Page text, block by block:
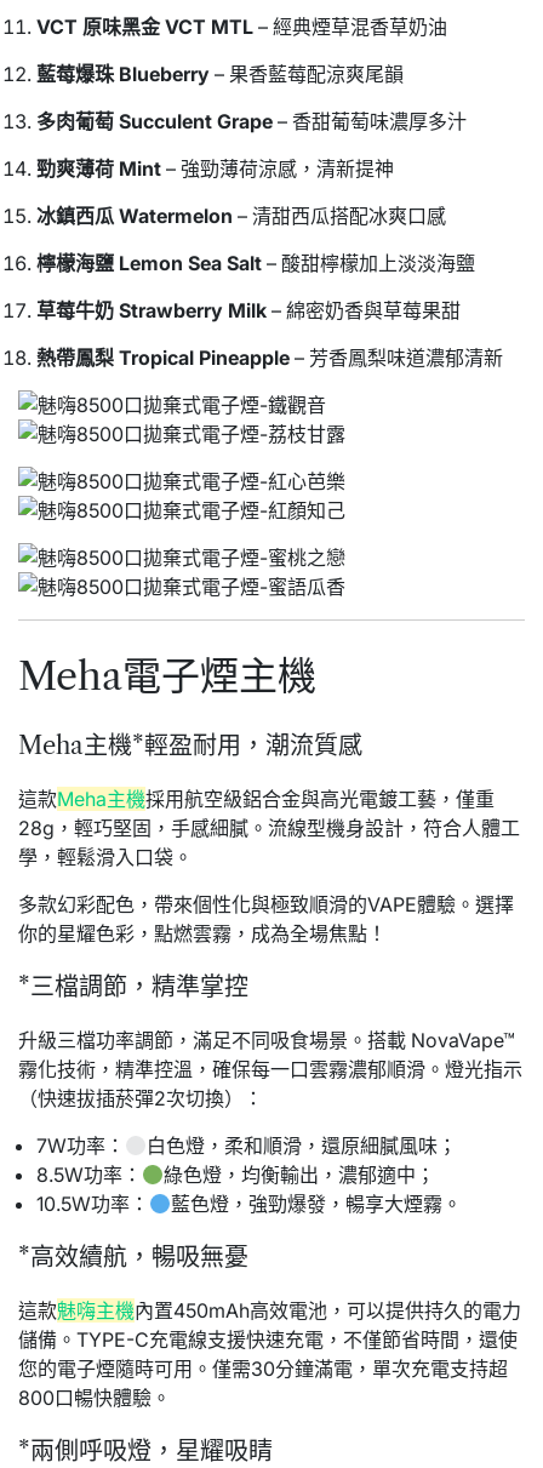
VCT 原味黑金 VCT MTL – 經典煙草混香草奶油
藍莓爆珠 Blueberry – 果香藍莓配涼爽尾韻
多肉葡萄 Succulent Grape – 香甜葡萄味濃厚多汁
勁爽薄荷 Mint – 強勁薄荷涼感，清新提神
冰鎮西瓜 Watermelon – 清甜西瓜搭配冰爽口感
檸檬海鹽 Lemon Sea Salt – 酸甜檸檬加上淡淡海鹽
草莓牛奶 Strawberry Milk – 綿密奶香與草莓果甜
熱帶鳳梨 Tropical Pineapple – 芳香鳳梨味道濃郁清新
Meha電子煙主機
Meha主機*輕盈耐用，潮流質感
這款Meha主機採用航空級鋁合金與高光電鍍工藝，僅重
28g，輕巧堅固，手感細膩。流線型機身設計，符合人體工
學，輕鬆滑入口袋。
多款幻彩配色，帶來個性化與極致順滑的VAPE體驗。選擇
你的星耀色彩，點燃雲霧，成為全場焦點！
*三檔調節，精準掌控
升級三檔功率調節，滿足不同吸食場景。搭載 NovaVape™
霧化技術，精準控溫，確保每一口雲霧濃郁順滑。燈光指示
（快速拔插菸彈2次切換）：
7W功率：
白色燈，柔和順滑，還原細膩風味；
8.5W功率：
綠色燈，均衡輸出，濃郁適中；
10.5W功率：
藍色燈，強勁爆發，暢享大煙霧。
*高效續航，暢吸無憂
這款魅嗨主機內置450mAh高效電池，可以提供持久的電力
儲備。TYPE-C充電線支援快速充電，不僅節省時間，還使
您的電子煙隨時可用。僅需30分鐘滿電，單次充電支持超
800口暢快體驗。
*兩側呼吸燈，星耀吸睛